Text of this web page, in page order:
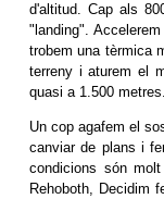
d'altitud. Cap als
"landing".
trobem una tèrmica
terreny i aturem el
quasi a 1.500
Un cop agafem el
canviar de plans i
condicions són
Rehoboth, Decidim